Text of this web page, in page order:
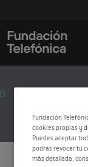
Fundación
cookies propias y
Puedes aceptar
podrás revocar tu
más detallada,